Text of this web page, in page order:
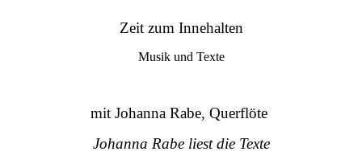
Zeit zum Innehalten
Musik und Texte
mit Johanna Rabe, Querflöte
Johanna Rabe liest die Texte